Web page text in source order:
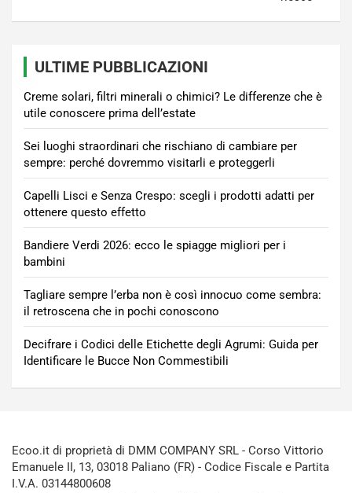
ULTIME PUBBLICAZIONI
Creme solari, filtri minerali o chimici? Le differenze che è
utile conoscere prima dell’estate
Sei luoghi straordinari che rischiano di cambiare per
sempre: perché dovremmo visitarli e proteggerli
Capelli Lisci e Senza Crespo: scegli i prodotti adatti per
ottenere questo effetto
Bandiere Verdi 2026: ecco le spiagge migliori per i
bambini
Tagliare sempre l’erba non è così innocuo come sembra:
il retroscena che in pochi conoscono
Decifrare i Codici delle Etichette degli Agrumi: Guida per
Identificare le Bucce Non Commestibili
Ecoo.it di proprietà di DMM COMPANY SRL - Corso Vittorio
Emanuele II, 13, 03018 Paliano (FR) - Codice Fiscale e Partita
I.V.A. 03144800608